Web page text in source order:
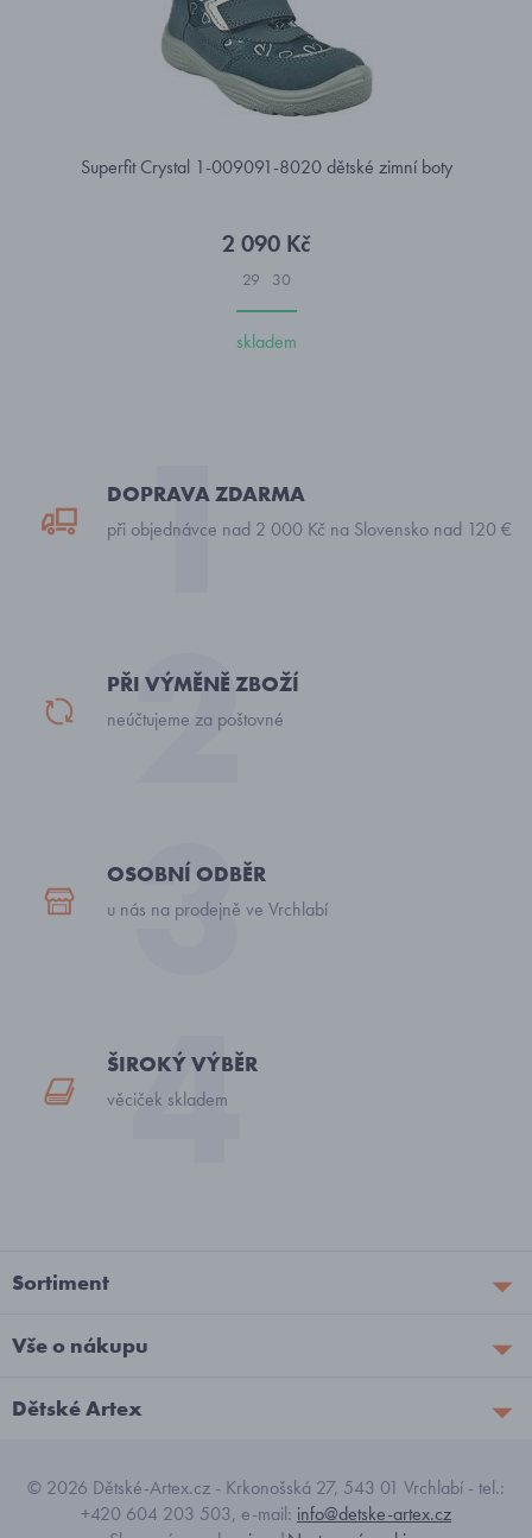
Superfit Crystal 1-009091-8020 dětské zimní boty
2 090 Kč
29 30
skladem
DOPRAVA ZDARMA
při objednávce nad 2 000 Kč na Slovensko nad 120 €
PŘI VÝMĚNĚ ZBOŽÍ
neúčtujeme za poštovné
OSOBNÍ ODBĚR
u nás na prodejně ve Vrchlabí
ŠIROKÝ VÝBĚR
věciček skladem
Sortiment
Vše o nákupu
Dětské Artex
© 2026 Dětské-Artex.cz - Krkonošská 27, 543 01 Vrchlabí - tel.:
+420 604 203 503, e-mail: info@detske-artex.cz